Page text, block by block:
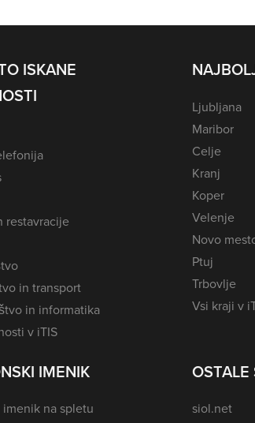
ISKANE
restavracije
in transport
in informatika
v iTIS
Ljubljana
Maribor
Celje
Kranj
Koper
Velenje
Novo
Ptuj
Trbovlje
Vsi kraji v
IMENIK
na spletu
OSTALE
siol.net